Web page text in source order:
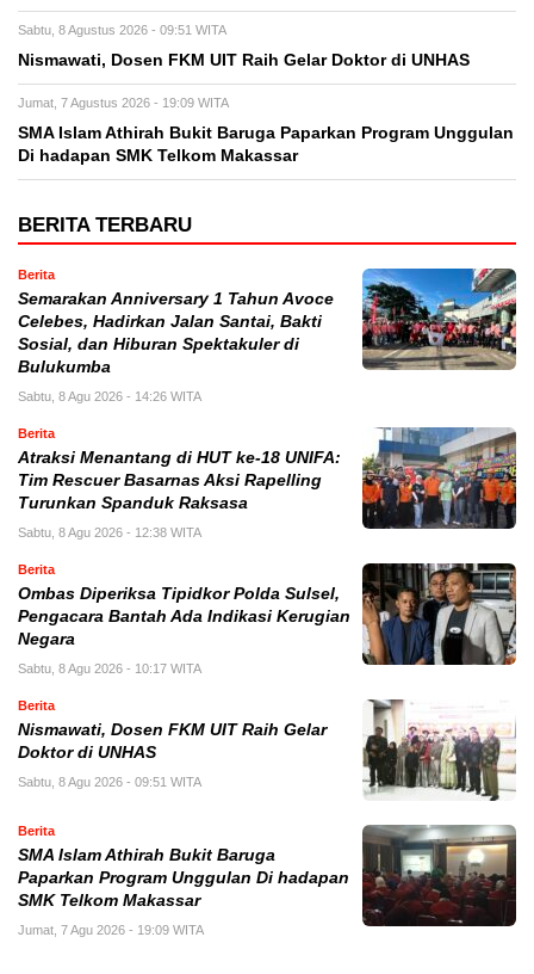
Sabtu, 8 Agustus 2026 - 09:51 WITA
Nismawati, Dosen FKM UIT Raih Gelar Doktor di UNHAS
Jumat, 7 Agustus 2026 - 19:09 WITA
SMA Islam Athirah Bukit Baruga Paparkan Program Unggulan
Di hadapan SMK Telkom Makassar
BERITA TERBARU
Berita
Semarakan Anniversary 1 Tahun Avoce
Celebes, Hadirkan Jalan Santai, Bakti
Sosial, dan Hiburan Spektakuler di
Bulukumba
Sabtu, 8 Agu 2026 - 14:26 WITA
Berita
Atraksi Menantang di HUT ke-18 UNIFA:
Tim Rescuer Basarnas Aksi Rapelling
Turunkan Spanduk Raksasa
Sabtu, 8 Agu 2026 - 12:38 WITA
Berita
Ombas Diperiksa Tipidkor Polda Sulsel,
Pengacara Bantah Ada Indikasi Kerugian
Negara
Sabtu, 8 Agu 2026 - 10:17 WITA
Berita
Nismawati, Dosen FKM UIT Raih Gelar
Doktor di UNHAS
Sabtu, 8 Agu 2026 - 09:51 WITA
Berita
SMA Islam Athirah Bukit Baruga
Paparkan Program Unggulan Di hadapan
SMK Telkom Makassar
Jumat, 7 Agu 2026 - 19:09 WITA